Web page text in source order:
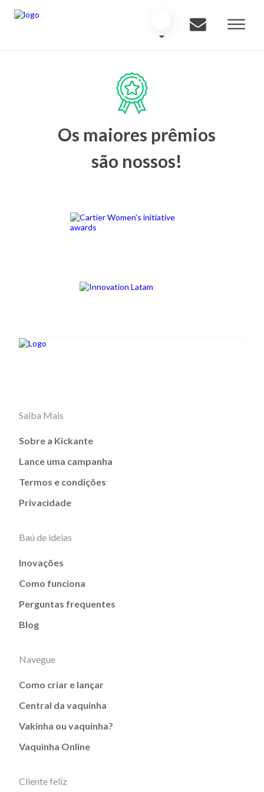
Os maiores prêmios
são nossos!
Saiba Mais
Sobre a Kickante
Lance uma campanha
Termos e condições
Privacidade
Baú de ideias
Inovações
Como funciona
Perguntas frequentes
Blog
Navegue
Como criar e lançar
Central da vaquinha
Vakinha ou vaquinha?
Vaquinha Online
Cliente feliz